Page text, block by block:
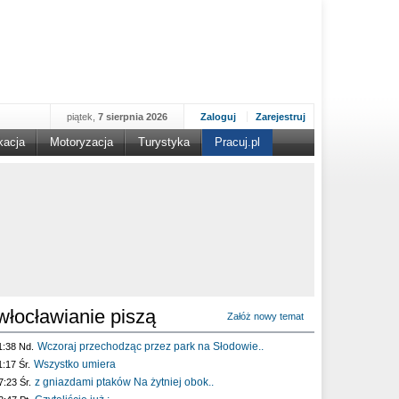
Zaloguj Zarejestruj
piątek, 7 sierpnia 2026
Motoryzacja Turystyka Pracuj.pl
piszą Załóż nowy temat
Nd. Wczoraj przechodząc przez park na Słodowie..
Śr. Wszystko umiera
Śr. z gniazdami ptaków Na żytniej obok..